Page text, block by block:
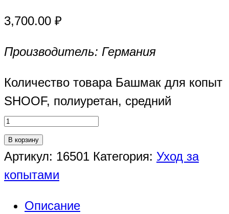
3,700.00 ₽
Производитель: Германия
Количество товара Башмак для копыт
SHOOF, полиуретан, средний
В корзину
Артикул: 16501 Категория: Уход за
копытами
Описание